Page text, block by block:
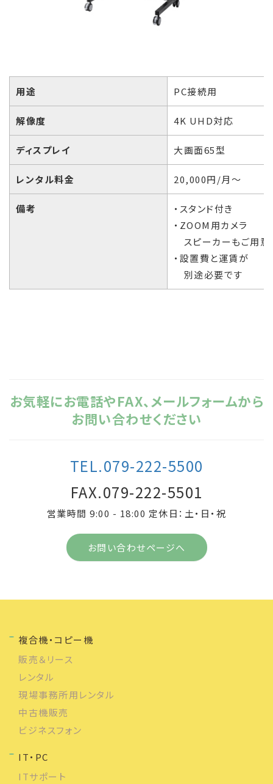
用途 PC接続用
解像度 4K UHD対応
ディスプレイ 大画面65型
レンタル料金 20,000円/月～
備考
・スタンド付き
・ZOOM用カメラ
スピーカーもご用意
・設置費と運賃が
別途必要です
お気軽にお電話やFAX、メールフォームから
お問い合わせください
TEL.079-222-5500
FAX.079-222-5501
営業時間 9:00 - 18:00 定休日：土・日・祝
お問い合わせページへ
複合機・コピー機
販売＆リース
レンタル
現場事務所用レンタル
中古機販売
ビジネスフォン
IT・PC
ITサポート